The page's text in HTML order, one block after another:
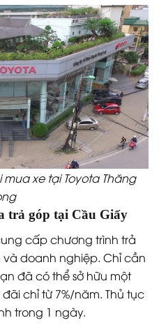
xe tại Toyota Thăng
trả góp tại Cầu Giấy
cấp chương trình trả
doanh nghiệp. Chỉ cần
đã có thể sở hữu một
chỉ từ 7%/năm. Thủ tục
trong 1 ngày.